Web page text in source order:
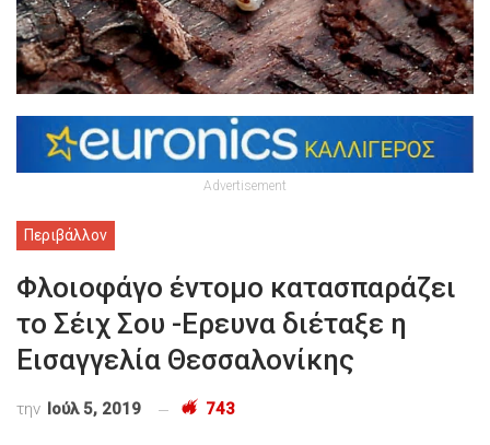
Advertisement
Περιβάλλον
Φλοιοφάγο έντομο κατασπαράζει
το Σέιχ Σου -Ερευνα διέταξε η
Eισαγγελία Θεσσαλονίκης
την Ιούλ 5, 2019 743